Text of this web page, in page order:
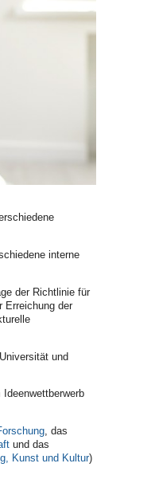
interne
der Richtlinie für
Erreichung der
und
Ideenwettberwerb
, das
und das
Kunst und Kultur)